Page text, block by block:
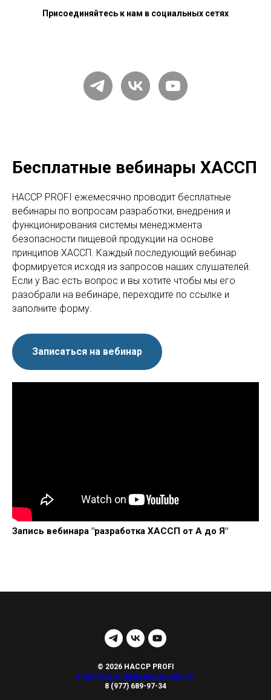
Присоединяйтесь к нам в социальных сетях
Бесплатные вебинары ХАССП
HACCP PROFI ежемесячно проводит бесплатные
вебинары по вопросам разработки, внедрения и
функционирования системы менеджмента
безопасности пищевой продукции на основе
принципов ХАССП. Каждый последующий вебинар
формируется исходя из запросов наших слушателей.
Если у Вас есть вопрос и вы хотите чтобы мы его
разобрали на вебинаре, переходите по ссылке и
заполните форму.
Записаться на вебинар
Запись вебинара "разработка ХАССП от А до Я"
© 2026 HACCP PROFI
Политика конфиденциальности
8 (977) 689-97-34